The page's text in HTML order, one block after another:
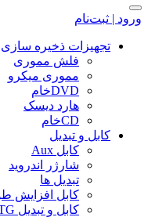
ورود | ثبت‌نام
تجهیزات ذخیره سازی
فلش مموری
مموری میکرو
DVDخام
هارد دیسک
CDخام
کابل و تبدیل
کابل Aux
شارژر اندروید
تبدیل ها
کابل افزایش
کابل و تبدیل OTG